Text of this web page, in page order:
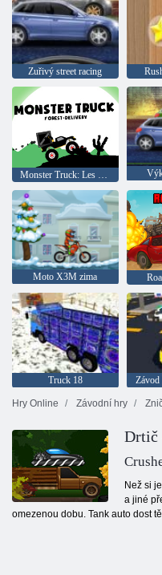
Zuřivý street racing
Moto X3M zima
Truck 18 Závod
Hry Online
Závodní hry
Drtič
Než si
a jiné
omezenou dobu. Tank auto dost